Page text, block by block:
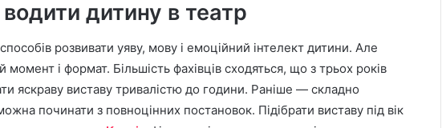
дитину в театр
розвивати уяву, мову і емоційний інтелект дитини. Але
і формат. Більшість фахівців сходяться, що з трьох років
яскраву виставу тривалістю до години. Раніше — складно
починати з повноцінних постановок. Підібрати виставу під вік